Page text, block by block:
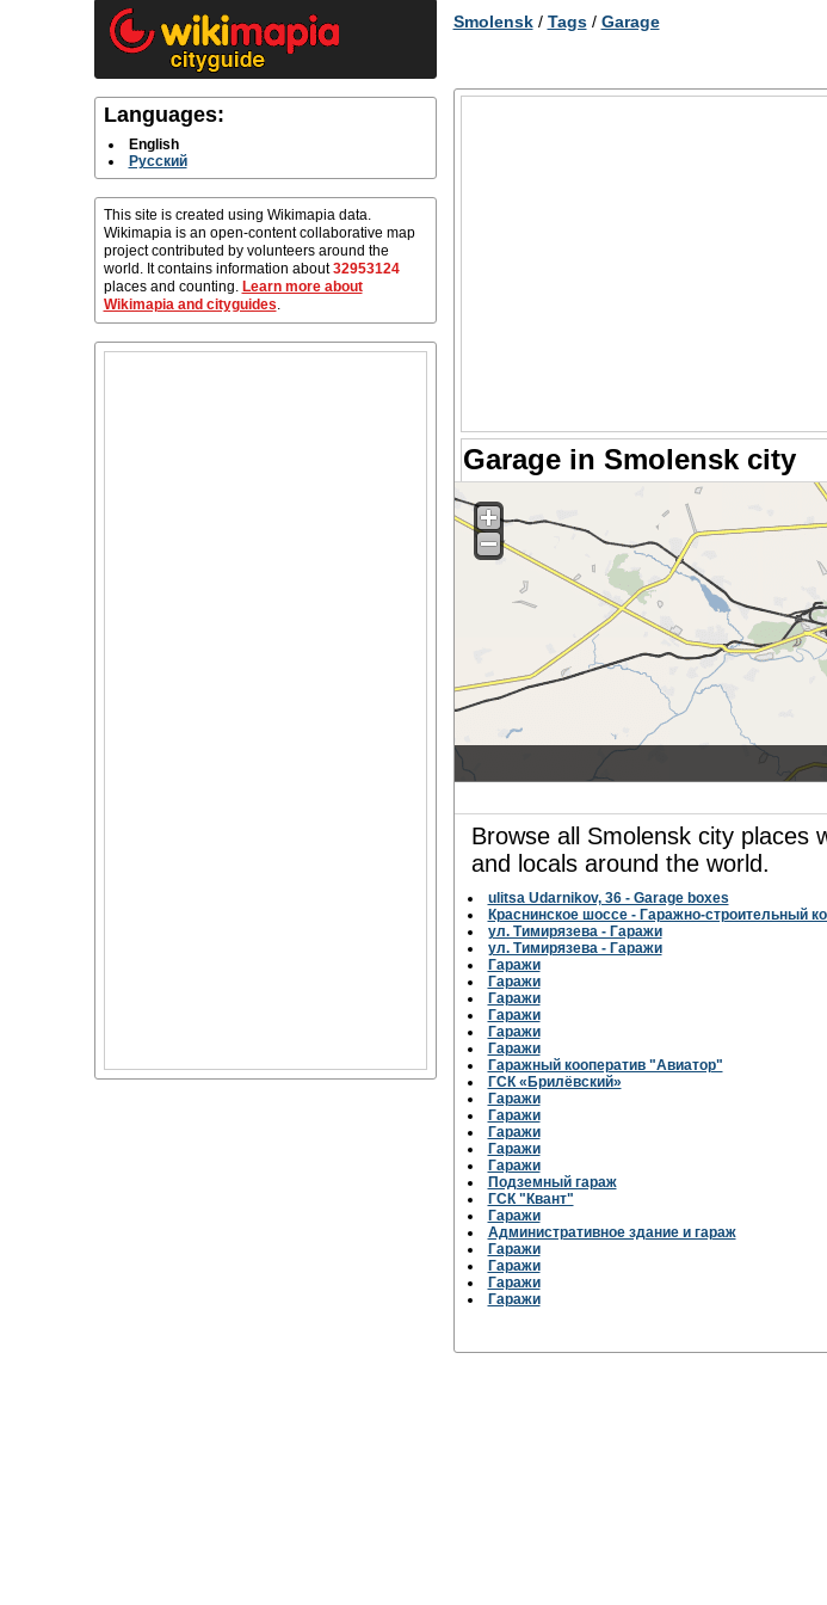
Languages:
English
Русский
This site is created using Wikimapia data.
Wikimapia is an open-content collaborative map
project contributed by volunteers around the
world. It contains information about32953124
places and counting. Learn more about
Wikimapia and cityguides.
Smolensk/ Tags/ Garage
Garage in Smolensk city
Browse all Smolensk city places
and locals around the world.
ulitsa Udarnikov, 36 - Garage boxes
Краснинское шоссе - Гаражно-строительный
ул. Тимирязева - Гаражи
ул. Тимирязева - Гаражи
Гаражи
Гаражи
Гаражи
Гаражи
Гаражи
Гаражи
Гаражный кооператив "Авиатор"
ГСК «Брилёвский»
Гаражи
Гаражи
Гаражи
Гаражи
Гаражи
Подземный гараж
ГСК "Квант"
Гаражи
Административное здание и гараж
Гаражи
Гаражи
Гаражи
Гаражи